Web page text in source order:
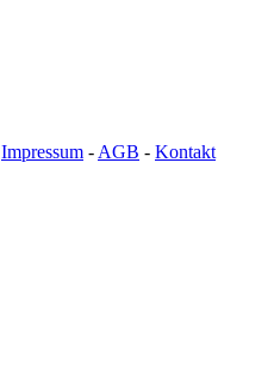
Impressum - AGB - Kontakt